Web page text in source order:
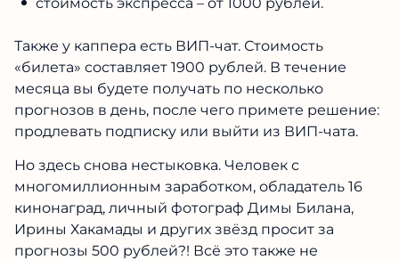
Также у каппера есть ВИП-чат. Стоимость
«билета» составляет 1900 рублей. В течение
месяца вы будете получать по несколько
прогнозов в день, после чего примете решение:
продлевать подписку или выйти из ВИП-чата.
Но здесь снова нестыковка. Человек с
многомиллионным заработком, обладатель 16
кинонаград, личный фотограф Димы Билана,
Ирины Хакамады и других звёзд просит за
прогнозы 500 рублей?! Всё это также не